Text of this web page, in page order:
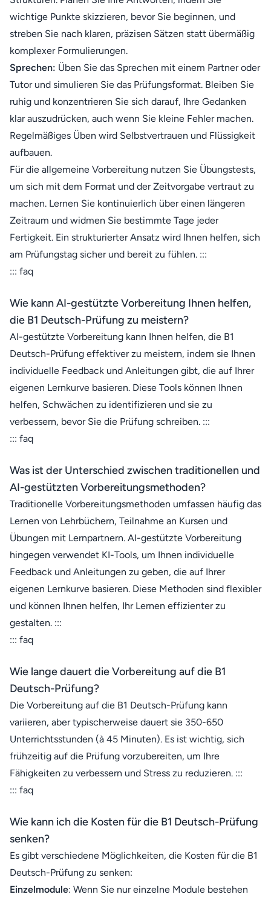
wichtige Punkte skizzieren, bevor Sie beginnen, und
streben Sie nach klaren, präzisen Sätzen statt übermäßig
komplexer Formulierungen.
Sprechen: Üben Sie das Sprechen mit einem Partner oder
Tutor und simulieren Sie das Prüfungsformat. Bleiben Sie
ruhig und konzentrieren Sie sich darauf, Ihre Gedanken
klar auszudrücken, auch wenn Sie kleine Fehler machen.
Regelmäßiges Üben wird Selbstvertrauen und Flüssigkeit
aufbauen.
Für die allgemeine Vorbereitung nutzen Sie Übungstests,
um sich mit dem Format und der Zeitvorgabe vertraut zu
machen. Lernen Sie kontinuierlich über einen längeren
Zeitraum und widmen Sie bestimmte Tage jeder
Fertigkeit. Ein strukturierter Ansatz wird Ihnen helfen, sich
am Prüfungstag sicher und bereit zu fühlen. :::
::: faq
Wie kann AI-gestützte Vorbereitung Ihnen helfen,
die B1 Deutsch-Prüfung zu meistern?
AI-gestützte Vorbereitung kann Ihnen helfen, die B1
Deutsch-Prüfung effektiver zu meistern, indem sie Ihnen
individuelle Feedback und Anleitungen gibt, die auf Ihrer
eigenen Lernkurve basieren. Diese Tools können Ihnen
helfen, Schwächen zu identifizieren und sie zu
verbessern, bevor Sie die Prüfung schreiben. :::
::: faq
Was ist der Unterschied zwischen traditionellen und
AI-gestützten Vorbereitungsmethoden?
Traditionelle Vorbereitungsmethoden umfassen häufig das
Lernen von Lehrbüchern, Teilnahme an Kursen und
Übungen mit Lernpartnern. AI-gestützte Vorbereitung
hingegen verwendet KI-Tools, um Ihnen individuelle
Feedback und Anleitungen zu geben, die auf Ihrer
eigenen Lernkurve basieren. Diese Methoden sind flexibler
und können Ihnen helfen, Ihr Lernen effizienter zu
gestalten. :::
::: faq
Wie lange dauert die Vorbereitung auf die B1
Deutsch-Prüfung?
Die Vorbereitung auf die B1 Deutsch-Prüfung kann
variieren, aber typischerweise dauert sie 350-650
Unterrichtsstunden (à 45 Minuten). Es ist wichtig, sich
frühzeitig auf die Prüfung vorzubereiten, um Ihre
Fähigkeiten zu verbessern und Stress zu reduzieren. :::
::: faq
Wie kann ich die Kosten für die B1 Deutsch-Prüfung
senken?
Es gibt verschiedene Möglichkeiten, die Kosten für die B1
Deutsch-Prüfung zu senken:
Einzelmodule: Wenn Sie nur einzelne Module bestehen